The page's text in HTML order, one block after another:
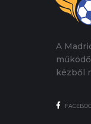
A
kézből